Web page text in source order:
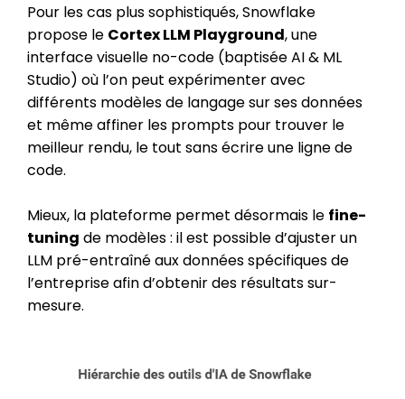
Pour les cas plus sophistiqués, Snowflake
propose le Cortex LLM Playground, une
interface visuelle no-code (baptisée AI & ML
Studio) où l’on peut expérimenter avec
différents modèles de langage sur ses données
et même affiner les prompts pour trouver le
meilleur rendu, le tout sans écrire une ligne de
code.
Mieux, la plateforme permet désormais le fine-
tuning de modèles : il est possible d’ajuster un
LLM pré-entraîné aux données spécifiques de
l’entreprise afin d’obtenir des résultats sur-
mesure.